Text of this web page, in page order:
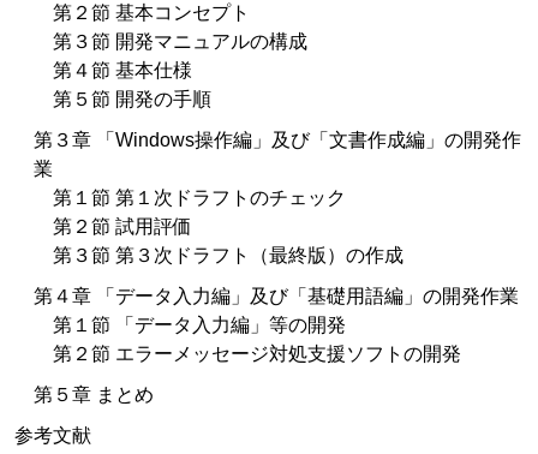
第２節 基本コンセプト
第３節 開発マニュアルの構成
第４節 基本仕様
第５節 開発の手順
第３章 「Windows操作編」及び「文書作成編」の開発作
業
第１節 第１次ドラフトのチェック
第２節 試用評価
第３節 第３次ドラフト（最終版）の作成
第４章 「データ入力編」及び「基礎用語編」の開発作業
第１節 「データ入力編」等の開発
第２節 エラーメッセージ対処支援ソフトの開発
第５章 まとめ
参考文献